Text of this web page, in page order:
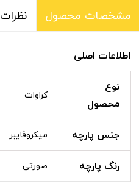
مشخصات محصول نظرات
اطلاعات اصلی
نوع
محصول
کراوات
جنس پارچه میکروفایبر
رنگ پارچه صورتی